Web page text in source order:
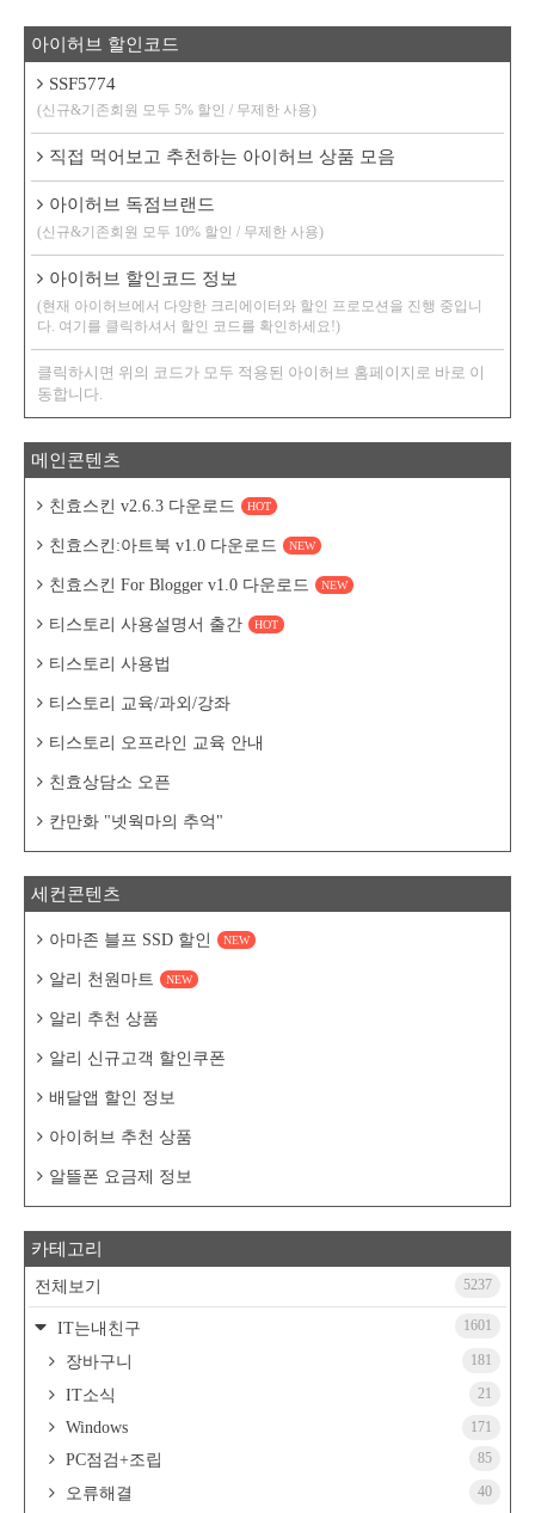
아이허브 할인코드
SSF5774
(신규&기존회원 모두 5% 할인 / 무제한 사용)
직접 먹어보고 추천하는 아이허브 상품 모음
아이허브 독점브랜드
(신규&기존회원 모두 10% 할인 / 무제한 사용)
아이허브 할인코드 정보
(현재 아이허브에서 다양한 크리에이터와 할인 프로모션을 진행 중입니
다. 여기를 클릭하셔서 할인 코드를 확인하세요!)
클릭하시면 위의 코드가 모두 적용된 아이허브 홈페이지로 바로 이
동합니다.
메인콘텐츠
친효스킨 v2.6.3 다운로드 HOT
친효스킨:아트북 v1.0 다운로드 NEW
친효스킨 For Blogger v1.0 다운로드 NEW
티스토리 사용설명서 출간 HOT
티스토리 사용법
티스토리 교육/과외/강좌
티스토리 오프라인 교육 안내
친효상담소 오픈
칸만화 "넷웍마의 추억"
세컨콘텐츠
아마존 블프 SSD 할인 NEW
알리 천원마트 NEW
알리 추천 상품
알리 신규고객 할인쿠폰
배달앱 할인 정보
아이허브 추천 상품
알뜰폰 요금제 정보
카테고리
전체보기 5237
IT는내친구 1601
장바구니 181
IT소식 21
Windows 171
PC점검+조립 85
오류해결 40